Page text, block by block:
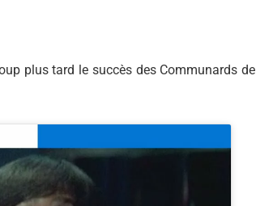
plus tard le succès des Communards de
Alejandro Jodorowsky